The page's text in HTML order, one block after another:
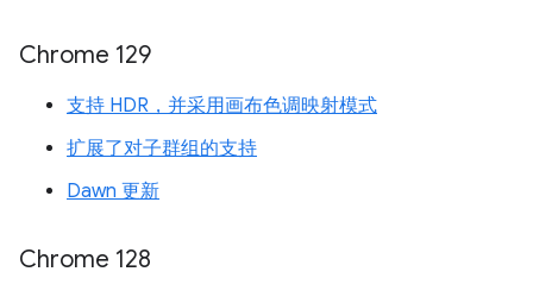
Chrome 129
支持 HDR，并采用画布色调映射模式
扩展了对子群组的支持
Dawn 更新
Chrome 128